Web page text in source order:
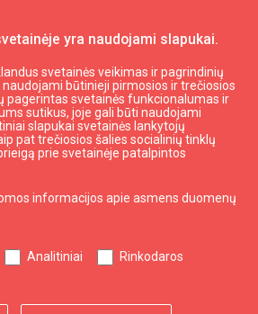
yra naudojami slapukai.
svetainės veikimas ir pagrindinių
būtinieji pirmosios ir trečiosios
pagerintas svetainės funkcionalumas ir
sutikus, joje gali būti naudojami
slapukai svetainės lankytojų
pat trečiosios šalies socialinių tinklų
prie svetainėje patalpintos
informacijos apie asmens duomenų
Analitiniai Rinkodaros